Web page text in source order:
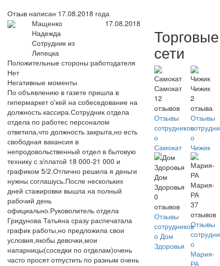
Отзыв написан 17.08.2018 года
Мащенко
Надежда
Сотрудник из
Липецка
17.08.2018
Положительные стороны работодателя
Нет
Негативные моменты
По объявлению в газете пришла в
гипермаркет о'кей на собеседование на
должность кассира.Сотрудник отдела
отдела по работес персоналом
ответила,что должность закрыта,но есть
свободная вакансия в
непродовольственный отдел в бытовую
технику с з/платой 18 000-21 000 и
графиком 5/2.Отлично решила я деньги
нужны соглашусь.После нескольких
дней стажировки вышла на полный
рабочий день
официально.Руковолитель отдела
Гридунова Татьяна сразу распечатала
график работы,но предложила свои
условия,якобы девочки,мои
напарницы(соседки по отделам)очень
часто просят отпустить по разным очень
Торговые
сети
Самокат
12
отзывов
Отзывы
сотрудников
о
Самокат
Чижик
2
отзыва
Отзывы
о
Чижик
Дом
Здоровья
0
отзывов
Отзывы
сотрудников
о Дом
Здоровья
Мария-
РА
37
отзывов
Отзывы
о
Мария-
РА